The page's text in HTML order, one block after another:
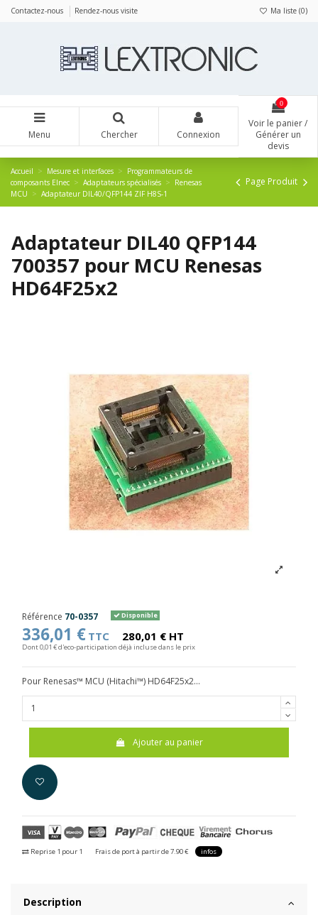
Contactez-nous Rendez-nous visite Ma liste (0)
Menu Chercher Connexion
0
Voir le panier /
Générer un
devis
Accueil Mesure et interfaces
Programmateurs de
composants Elnec
Adaptateurs spécialisés
Renesas
MCU
Adaptateur DIL40/QFP144 ZIF H8S-1
Page Produit
Adaptateur DIL40 QFP144
700357 pour MCU Renesas
HD64F25x2
Référence 70-0357 Disponible
336,01 € TTC 280,01 € HT
Dont 0,01 € d'eco-participation déjà incluse dans le prix
Pour Renesas™ MCU (Hitachi™) HD64F25x2...
Ajouter au panier
Reprise 1 pour 1 Frais de port à partir de 7.90 € infos
Description
Panneau de gestion des cookies